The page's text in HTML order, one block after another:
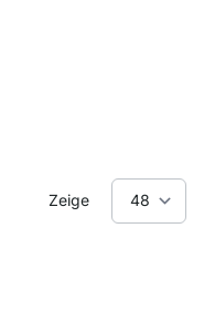
Zeige